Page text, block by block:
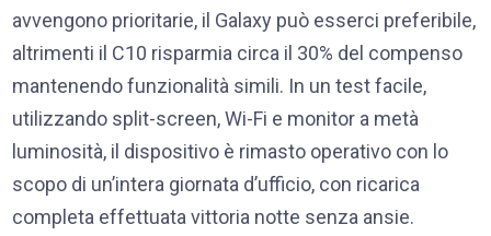
avvengono prioritarie, il Galaxy può esserci preferibile,
altrimenti il C10 risparmia circa il 30% del compenso
mantenendo funzionalità simili. In un test facile,
utilizzando split-screen, Wi-Fi e monitor a metà
luminosità, il dispositivo è rimasto operativo con lo
scopo di un’intera giornata d’ufficio, con ricarica
completa effettuata vittoria notte senza ansie.